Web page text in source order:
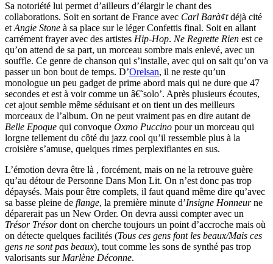
Sa notoriété lui permet d’ailleurs d’élargir le chant des
collaborations. Soit en sortant de France avec Carl Barà¢tdéjà cité
et Angie Stone à sa place sur le léger Confettis final. Soit en allant
carrément frayer avec des artistes Hip-Hop. Ne Regrette Rien est ce
qu’on attend de sa part, un morceau sombre mais enlevé, avec un
souffle. Ce genre de chanson qui s’installe, avec qui on sait qu’on va
passer un bon bout de temps. D’Orelsan, il ne reste qu’un
monologue un peu gadget de prime abord mais qui ne dure que 47
secondes et est à voir comme un â€˜solo’. Après plusieurs écoutes,
cet ajout semble même séduisant et on tient un des meilleurs
morceaux de l’album. On ne peut vraiment pas en dire autant de
Belle Epoque qui convoque Oxmo Puccino pour un morceau qui
lorgne tellement du côté du jazz cool qu’il ressemble plus à la
croisière s’amuse, quelques rimes perplexifiantes en sus.
L’émotion devra être là , forcément, mais on ne la retrouve guère
qu’au détour de Personne Dans Mon Lit. On n’est donc pas trop
dépaysés. Mais pour être complets, il faut quand même dire qu’avec
sa basse pleine de flange, la première minute d’Insigne Honneurne
déparerait pas un New Order. On devra aussi compter avec un
Trésor Trésordont on cherche toujours un point d’accroche mais où
on détecte quelques facilités (Tous ces gens font les beaux/Mais ces
gens ne sont pas beaux), tout comme les sons de synthé pas trop
valorisants sur Marlène Déconne.